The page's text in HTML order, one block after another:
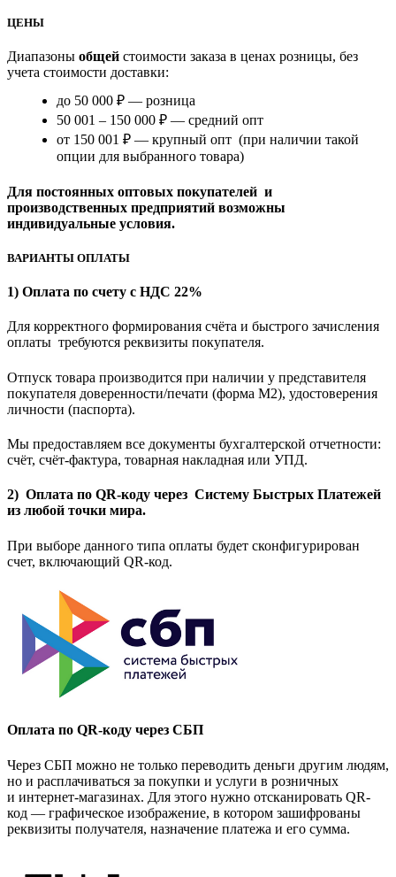
ЦЕНЫ
Диапазоны общей стоимости заказа в ценах розницы, без
учета стоимости доставки:
до 50 000 ₽ — розница
50 001 – 150 000 ₽ — средний опт
от 150 001 ₽ — крупный опт (при наличии такой
опции для выбранного товара)
Для постоянных оптовых покупателей и
производственных предприятий возможны
индивидуальные условия.
ВАРИАНТЫ ОПЛАТЫ
1) Оплата по счету с НДС 22%
Для корректного формирования счёта и быстрого зачисления
оплаты требуются реквизиты покупателя.
Отпуск товара производится при наличии у представителя
покупателя доверенности/печати (форма M2), удостоверения
личности (паспорта).
Мы предоставляем все документы бухгалтерской отчетности:
счёт, счёт-фактура, товарная накладная или УПД.
2) Оплата по QR-коду через Систему Быстрых Платежей
из любой точки мира.
При выборе данного типа оплаты будет сконфигурирован
счет, включающий QR-код.
Оплата по QR-коду через СБП
Через СБП можно не только переводить деньги другим людям,
но и расплачиваться за покупки и услуги в розничных
и интернет-магазинах. Для этого нужно отсканировать QR-
код — графическое изображение, в котором зашифрованы
реквизиты получателя, назначение платежа и его сумма.